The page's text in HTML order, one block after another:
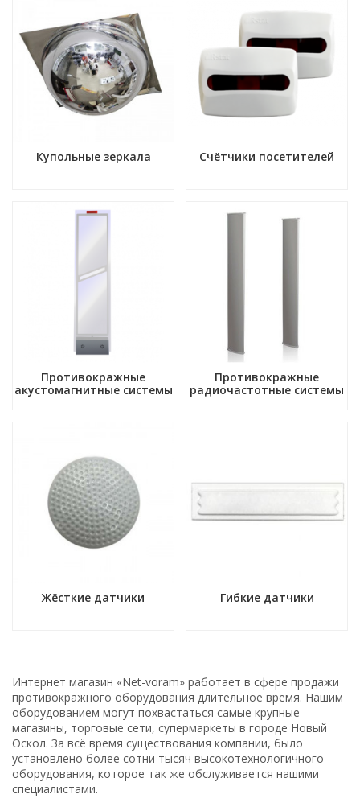
Купольные зеркала Счётчики посетителей
Противокражные
акустомагнитные системы
Противокражные
радиочастотные системы
Жёсткие датчики Гибкие датчики
Интернет магазин «Net-voram» работает в сфере продажи
противокражного оборудования длительное время. Нашим
оборудованием могут похвастаться самые крупные
магазины, торговые сети, супермаркеты в городе Новый
Оскол. За всё время существования компании, было
установлено более сотни тысяч высокотехнологичного
оборудования, которое так же обслуживается нашими
специалистами.